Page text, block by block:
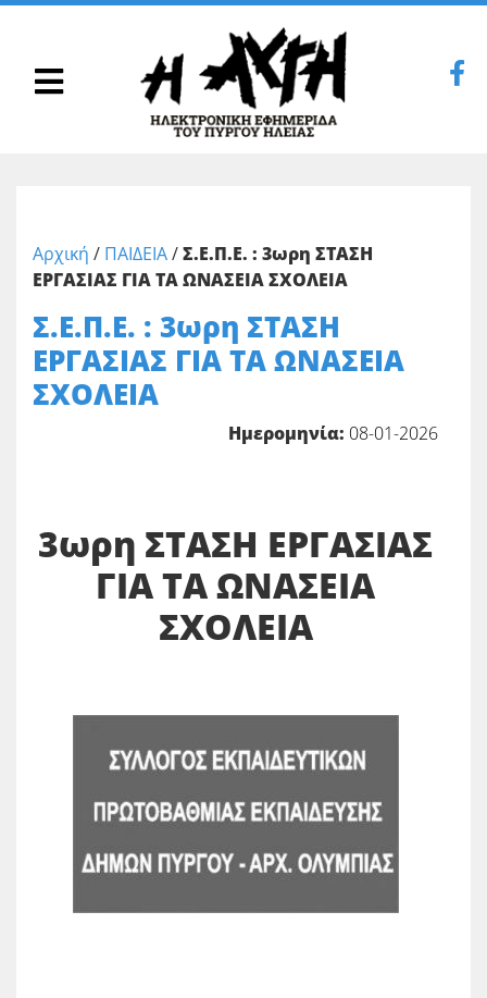
Αρχική / ΠΑΙΔΕΙΑ/Σ.Ε.Π.Ε. : 3ωρη ΣΤΑΣΗ
ΕΡΓΑΣΙΑΣ ΓΙΑ ΤΑ ΩΝΑΣΕΙΑ ΣΧΟΛΕΙΑ
Σ.Ε.Π.Ε. : 3ωρη ΣΤΑΣΗ
ΕΡΓΑΣΙΑΣ ΓΙΑ ΤΑ ΩΝΑΣΕΙΑ
ΣΧΟΛΕΙΑ
Ημερομηνία: 08-01-2026
3ωρη ΣΤΑΣΗ ΕΡΓΑΣΙΑΣ
ΓΙΑ ΤΑ ΩΝΑΣΕΙΑ
ΣΧΟΛΕΙΑ